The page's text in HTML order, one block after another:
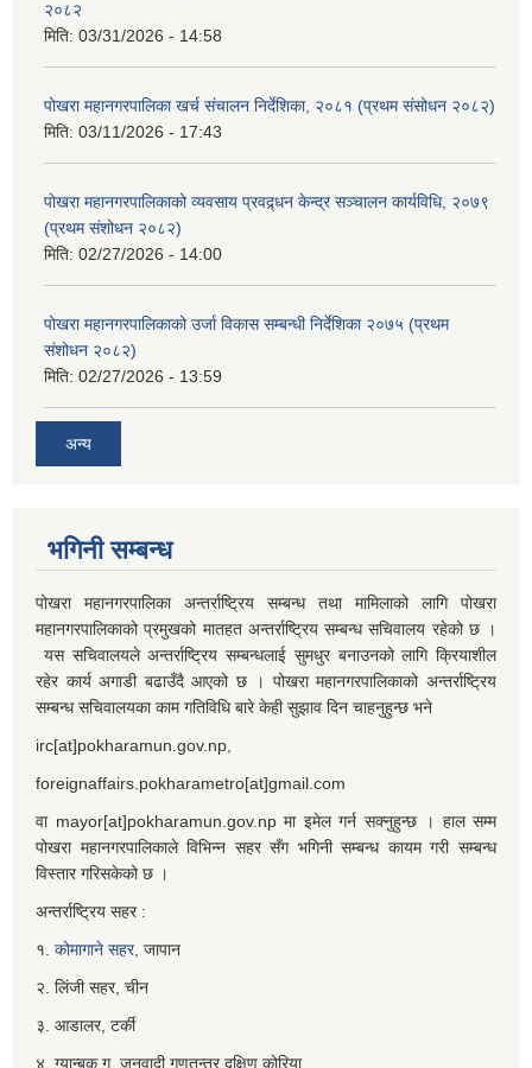
२०८२
मिति: 03/31/2026 - 14:58
पोखरा महानगरपालिका खर्च संचालन निर्देशिका, २०८१ (प्रथम संसोधन २०८२)
मिति: 03/11/2026 - 17:43
पोखरा महानगरपालिकाको व्यवसाय प्रवद्र्धन केन्द्र सञ्चालन कार्यविधि, २०७९
(प्रथम संशोधन २०८२)
मिति: 02/27/2026 - 14:00
पोखरा महानगरपालिकाको उर्जा विकास सम्बन्धी निर्देशिका २०७५ (प्रथम
संशोधन २०८२)
मिति: 02/27/2026 - 13:59
अन्य
भगिनी सम्बन्ध
पोखरा महानगरपालिका अन्तर्राष्ट्रिय सम्बन्ध तथा मामिलाको लागि पोखरा
महानगरपालिकाको प्रमुखको मातहत अन्तर्राष्ट्रिय सम्बन्ध सचिवालय रहेको छ ।
यस सचिवालयले अन्तर्राष्ट्रिय सम्बन्धलाई सुमधुर बनाउनको लागि क्रियाशील
रहेर कार्य अगाडी बढाउँदै आएको छ । पोखरा महानगरपालिकाको अन्तर्राष्ट्रिय
सम्बन्ध सचिवालयका काम गतिविधि बारे केही सुझाव दिन चाहनुहुन्छ भने
irc[at]pokharamun.gov.np,
foreignaffairs.pokharametro[at]gmail.com
वा mayor[at]pokharamun.gov.np मा इमेल गर्न सक्नुहुन्छ । हाल सम्म
पोखरा महानगरपालिकाले विभिन्न सहर सँग भगिनी सम्बन्ध कायम गरी सम्बन्ध
विस्तार गरिसकेको छ ।
अन्तर्राष्ट्रिय सहर :
१. कोमागाने सहर, जापान
२. लिंजी सहर, चीन
३. आडालर, टर्की
४. ग्यान्बुक गु, जनवादी गणतन्त्र दक्षिण कोरिया